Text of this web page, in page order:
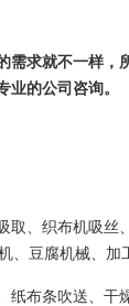
需求就不一样
的公司咨询。
、织布机吸丝
豆腐机械、加
布条吹送、干